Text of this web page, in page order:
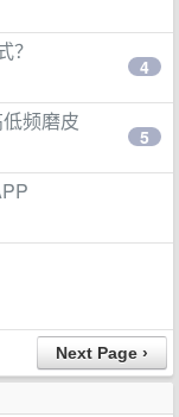
？
4
频磨皮
5